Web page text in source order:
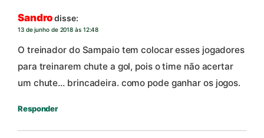
Sandrodisse:
13 de junho de 2018 às 12:48
O treinador do Sampaio tem colocar esses jogadores
para treinarem chute a gol, pois o time não acertar
um chute… brincadeira. como pode ganhar os jogos.
Responder